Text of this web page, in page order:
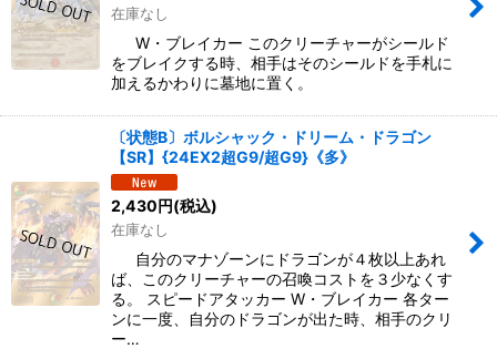
在庫なし
W・ブレイカー このクリーチャーがシールド
をブレイクする時、相手はそのシールドを手札に
加えるかわりに墓地に置く。
〔状態B〕ボルシャック・ドリーム・ドラゴン
【SR】{24EX2超G9/超G9}《多》
2,430円(税込)
在庫なし
自分のマナゾーンにドラゴンが４枚以上あれ
ば、このクリーチャーの召喚コストを３少なくす
る。 スピードアタッカー W・ブレイカー 各ター
ンに一度、自分のドラゴンが出た時、相手のクリ
ー…